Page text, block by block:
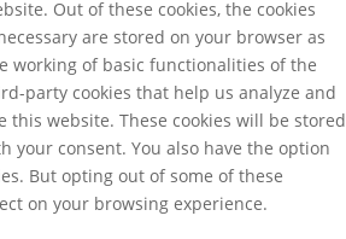
Out of these cookies, the cookies
are stored on your browser as
working of basic functionalities of the
party cookies that help us analyze and
this website. These cookies will be stored
your consent. You also have the option
But opting out of some of these
on your browsing experience.